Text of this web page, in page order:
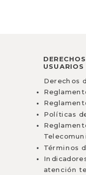
USUARIOS
Derechos
Políticas
Términos
atención